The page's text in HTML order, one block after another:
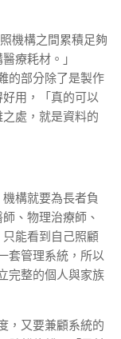
機構之間累積足夠
療耗材。」
的部分除了是製作
用，「真的可以
處，就是資料的
構就要為長者負
、物理治療師、
能看到自己照顧
套管理系統，所以
完整的個人與家族
，又要兼顧系統的